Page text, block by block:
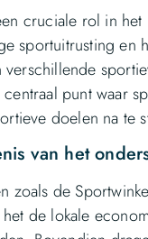
cruciale rol in
sportuitrusting en
punt waar
doelen na te
van het
zoals de
de lokale